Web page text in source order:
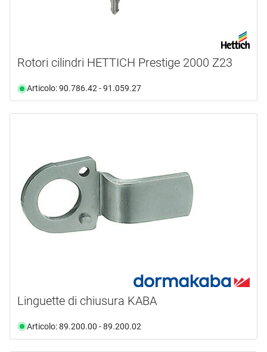
Rotori cilindri HETTICH Prestige 2000 Z23
Articolo: 90.786.42 - 91.059.27
Linguette di chiusura KABA
Articolo: 89.200.00 - 89.200.02